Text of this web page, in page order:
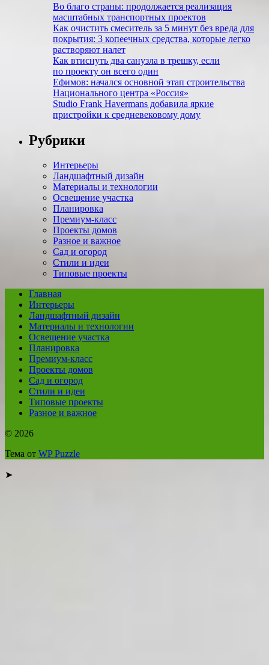
Во благо страны: продолжается реализация
масштабных транспортных проектов
Как очистить смеситель за 5 минут без вреда для
покрытия: 3 копеечных средства, которые легко
растворяют налет
Как втиснуть два санузла в трешку, если
по проекту он всего один
Ефимов: начался основной этап строительства
Национального центра «Россия»
Studio Frank Havermans добавила яркие
пристройки к средневековому дому
Рубрики
Интерьеры
Ландшафтный дизайн
Материалы и технологии
Освещение участка
Планировка
Премиум-класс
Проекты домов
Разное и важное
Сад и огород
Стили и идеи
Типовые проекты
Главная
Интерьеры
Ландшафтный дизайн
Материалы и технологии
Освещение участка
Планировка
Премиум-класс
Проекты домов
Сад и огород
Стили и идеи
Типовые проекты
Разное и важное
© 2026
Тема от WP Puzzle
➤